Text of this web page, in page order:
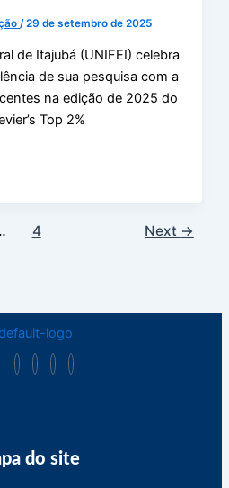
/29 de setembro de 2025
de Itajubá (UNIFEI) celebra
de sua pesquisa com a
na edição de 2025 do
Top 2%
4 Next →
do site